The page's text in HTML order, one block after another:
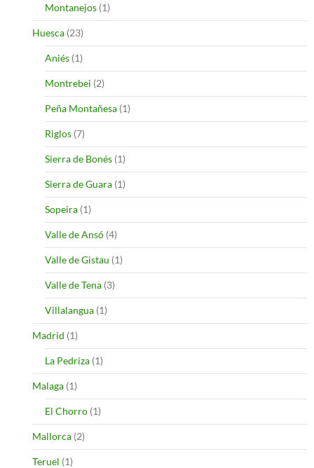
Montanejos (1)
Huesca (23)
Aniés (1)
Montrebei (2)
Peña Montañesa (1)
Riglos (7)
Sierra de Bonés (1)
Sierra de Guara (1)
Sopeira (1)
Valle de Ansó (4)
Valle de Gistau (1)
Valle de Tena (3)
Villalangua (1)
Madrid (1)
La Pedriza (1)
Malaga (1)
El Chorro (1)
Mallorca (2)
Teruel (1)